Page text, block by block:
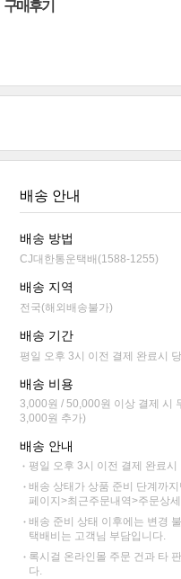
구매후기
배송 안내
배송 방법
CJ대한통운택배(1588-1255)
배송 지역
전국(해외배송불가)
배송 기간
평일 오후 3시 이전 결제 완료시
배송 비용
3,000원 / 50,000원 이상 결제 시
3,000원 추가)
배송 안내
평일 오후 3시 이전 결제 완료시
배송 상태가 상품 준비 단계까
페이지>최근주문내역>주문상
배송 준비 상태 이후에는 변경
택배비는 고객님 부담입니다.
록시걸 온라인몰 주문 건과 타
다.